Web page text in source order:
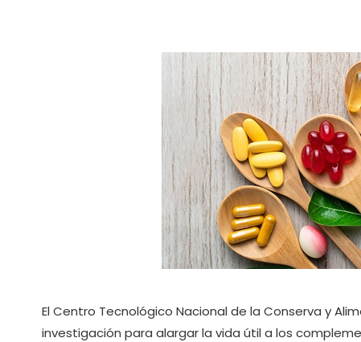
El Centro Tecnológico Nacional de la Conserva y
investigación para alargar la vida útil a los